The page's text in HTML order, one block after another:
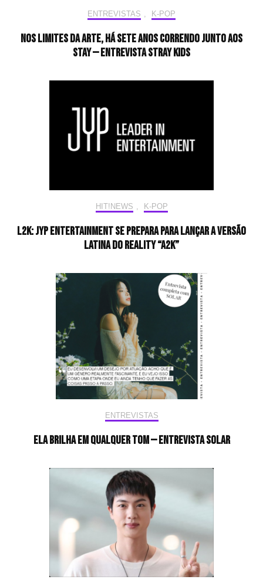
ENTREVISTAS , K-POP
Nos limites da arte, há sete anos correndo junto aos
STAY — Entrevista Stray Kids
HIT!NEWS K-POP
L2K: JYP Entertainment se prepara para lançar a versão
latina do reality “A2K”
ENTREVISTAS
Ela brilha em qualquer tom — Entrevista Solar